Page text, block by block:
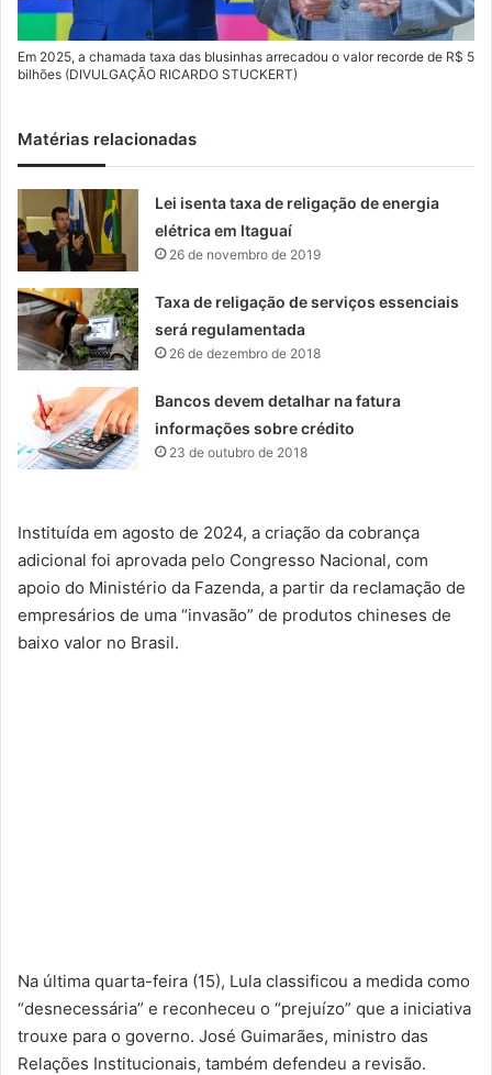
Em 2025, a chamada taxa das blusinhas arrecadou o valor recorde de R$ 5
bilhões (DIVULGAÇÃO RICARDO STUCKERT)
Matérias relacionadas
Lei isenta taxa de religação de energia
elétrica em Itaguaí
26 de novembro de 2019
Taxa de religação de serviços essenciais
será regulamentada
26 de dezembro de 2018
Bancos devem detalhar na fatura
informações sobre crédito
23 de outubro de 2018
Instituída em agosto de 2024, a criação da cobrança
adicional foi aprovada pelo Congresso Nacional, com
apoio do Ministério da Fazenda, a partir da reclamação de
empresários de uma “invasão” de produtos chineses de
baixo valor no Brasil.
Na última quarta-feira (15), Lula classificou a medida como
“desnecessária” e reconheceu o “prejuízo” que a iniciativa
trouxe para o governo. José Guimarães, ministro das
Relações Institucionais, também defendeu a revisão.